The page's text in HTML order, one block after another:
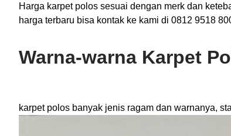
Harga karpet polos sesuai dengan merk dan
harga terbaru bisa kontak ke kami di 0812 9518
Warna-warna Karpet
karpet polos banyak jenis ragam dan warnanya,